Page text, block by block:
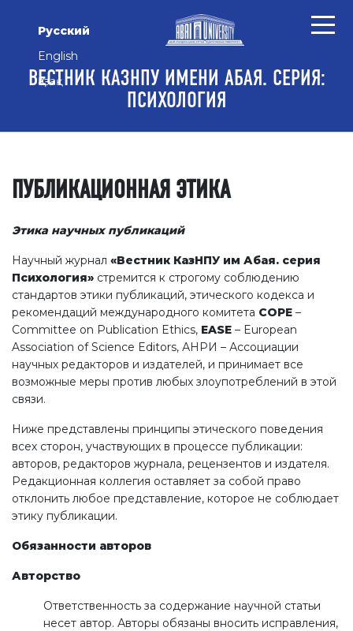
Русский
English
Қазақ
ВЕСТНИК КАЗНПУ ИМЕНИ АБАЯ. СЕРИЯ:
ПСИХОЛОГИЯ
ПУБЛИКАЦИОННАЯ ЭТИКА
Этика научных публикаций
Научный журнал «Вестник КазНПУ им Абая. серия
Психология» стремится к строгому соблюдению
стандартов этики публикаций, этического кодекса и
рекомендаций международного комитета COPE –
Committee on Publication Ethics, EASE – European
Association of Science Editors, АНРИ – Ассоциации
научных редакторов и издателей, и принимает все
возможные меры против любых злоупотреблений в этой
связи.
Ниже представлены принципы этического поведения
всех сторон, участвующих в процессе публикации:
авторов, редакторов журнала, рецензентов и издателя.
Редакционная коллегия оставляет за собой право
отклонить любое представление, которое не соблюдает
этику публикации.
Обязанности авторов
Авторство
Ответственность за содержание научной статьи
несет автор. Авторы обязаны вносить исправления,